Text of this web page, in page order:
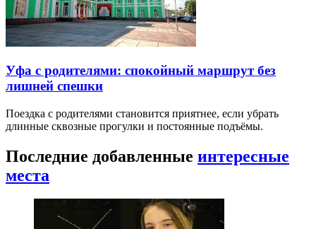
Уфа с родителями: спокойный маршрут без
лишней спешки
Поездка с родителями становится приятнее, если убрать
длинные сквозные прогулки и постоянные подъёмы.
Последние добавленные интересные
места